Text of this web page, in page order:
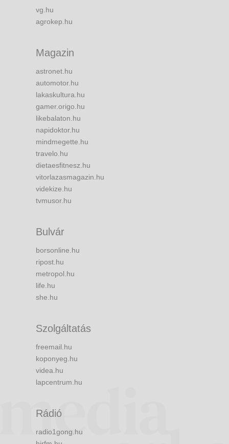
vg.hu
agrokep.hu
Magazin
astronet.hu
automotor.hu
lakaskultura.hu
gamer.origo.hu
likebalaton.hu
napidoktor.hu
mindmegette.hu
travelo.hu
dietaesfitnesz.hu
vitorlazasmagazin.hu
videkize.hu
tvmusor.hu
Bulvár
borsonline.hu
ripost.hu
metropol.hu
life.hu
she.hu
Szolgáltatás
freemail.hu
koponyeg.hu
videa.hu
lapcentrum.hu
Rádió
radio1gong.hu